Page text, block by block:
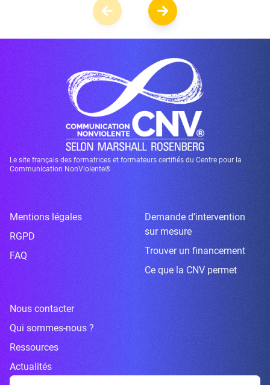
Le site français des formatrices et formateurs certifiés du Centre pour la
Communication NonViolente®
Mentions légales
RGPD
FAQ
Demande d’intervention
sur mesure
Trouver un financement
Ce que la CNV permet
Nous contacter
Qui sommes-nous ?
Ressources
Actualités